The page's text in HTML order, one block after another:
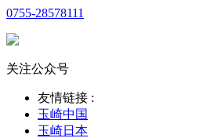
0755-28578111
关注公众号
友情链接 :
玉崎中国
玉崎日本